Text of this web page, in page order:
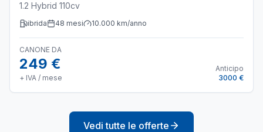
1.2 Hybrid 110cv
ibrida 48 mesi 10.000 km/anno
CANONE DA
249 €
+ IVA / mese
Anticipo
3000 €
Vedi tutte le offerte